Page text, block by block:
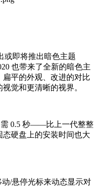
或即将推出暗色主题
也带来了全新的暗色主
平的外观、改进的对比
觉和更清晰的视界。
需 0.5 秒——比上一代整整
硬盘上的安装时间也大
/悬停光标来动态显示对